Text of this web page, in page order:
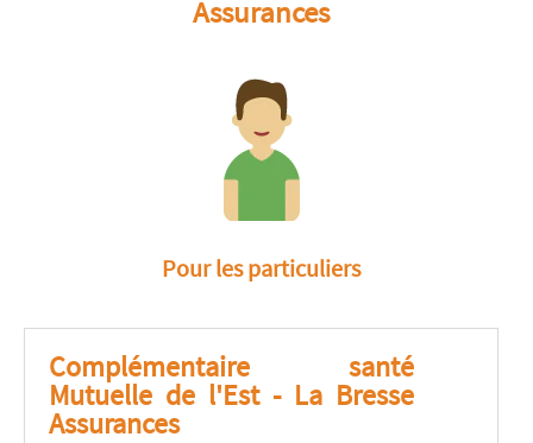
Assurances
Pour les particuliers
Complémentaire santé
Mutuelle de l'Est - La Bresse
Assurances